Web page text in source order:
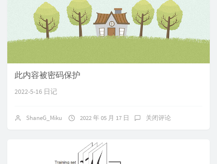
此内容被密码保护
2022-5-16 日记
ShaneG_Miku 2022 年 05 月 17 日 关闭评论